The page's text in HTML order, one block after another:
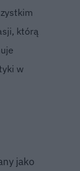
którą
w
jako